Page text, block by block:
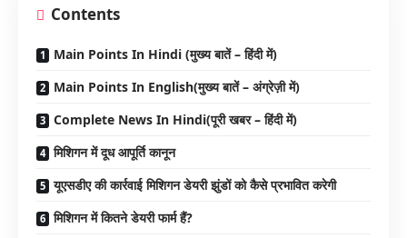
Contents
Main Points In Hindi (मुख्य बातें – हिंदी में)
Main Points In English(मुख्य बातें – अंग्रेज़ी में)
Complete News In Hindi(पूरी खबर – हिंदी में)
मिशिगन में दूध आपूर्ति कानून
यूएसडीए की कार्रवाई मिशिगन डेयरी झुंडों को कैसे प्रभावित करेगी
मिशिगन में कितने डेयरी फार्म हैं?